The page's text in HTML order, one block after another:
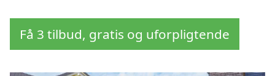
Få 3 tilbud, gratis og uforpligtende